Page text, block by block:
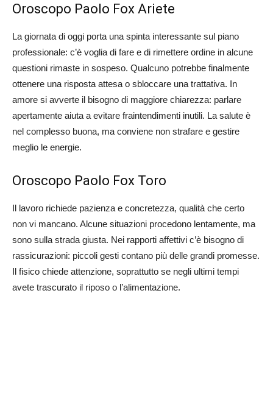
Oroscopo Paolo Fox Ariete
La giornata di oggi porta una spinta interessante sul piano
professionale: c’è voglia di fare e di rimettere ordine in alcune
questioni rimaste in sospeso. Qualcuno potrebbe finalmente
ottenere una risposta attesa o sbloccare una trattativa. In
amore si avverte il bisogno di maggiore chiarezza: parlare
apertamente aiuta a evitare fraintendimenti inutili. La salute è
nel complesso buona, ma conviene non strafare e gestire
meglio le energie.
Oroscopo Paolo Fox Toro
Il lavoro richiede pazienza e concretezza, qualità che certo
non vi mancano. Alcune situazioni procedono lentamente, ma
sono sulla strada giusta. Nei rapporti affettivi c’è bisogno di
rassicurazioni: piccoli gesti contano più delle grandi promesse.
Il fisico chiede attenzione, soprattutto se negli ultimi tempi
avete trascurato il riposo o l’alimentazione.